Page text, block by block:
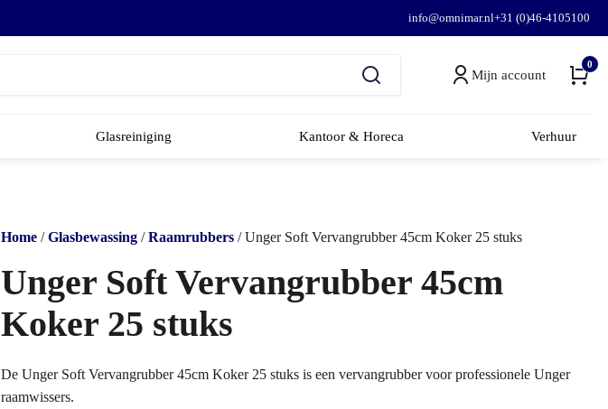
info@omnimar.nl+31 (0)46-4105100
Mijn account
0
Glasreiniging Kantoor & Horeca Verhuur
Home /Glasbewassing /Raamrubbers / Unger Soft Vervangrubber 45cm Koker 25 stuks
Unger Soft Vervangrubber 45cm
Koker 25 stuks
De Unger Soft Vervangrubber 45cm Koker 25 stuks is een vervangrubber voor professionele Unger
raamwissers.